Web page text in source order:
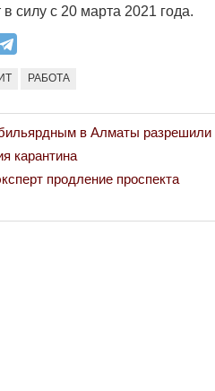
силу с 20 марта 2021 года.
РАБОТА
в Алматы разрешили
карантина
продление проспекта